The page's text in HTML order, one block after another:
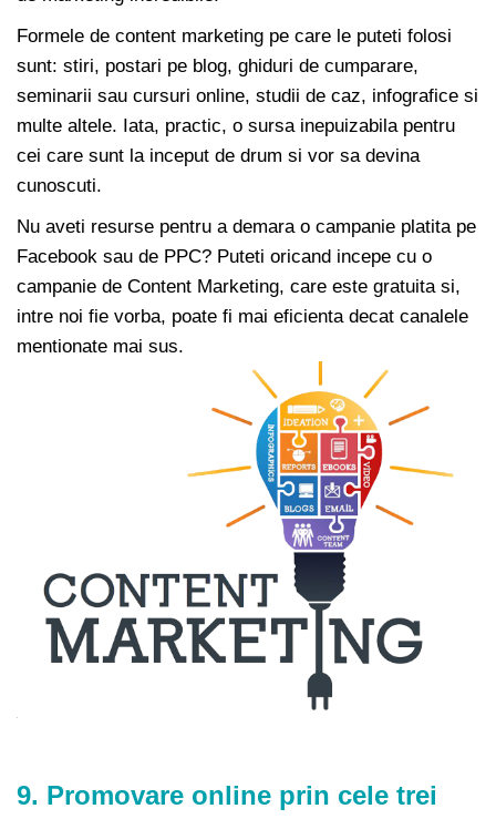
Formele de content marketing pe care le puteti folosi
sunt: stiri, postari pe blog, ghiduri de cumparare,
seminarii sau cursuri online, studii de caz, infografice si
multe altele. Iata, practic, o sursa inepuizabila pentru
cei care sunt la inceput de drum si vor sa devina
cunoscuti.
Nu aveti resurse pentru a demara o campanie platita pe
Facebook sau de PPC? Puteti oricand incepe cu o
campanie de Content Marketing, care este gratuita si,
intre noi fie vorba, poate fi mai eficienta decat canalele
mentionate mai sus.
9. Promovare online prin cele trei